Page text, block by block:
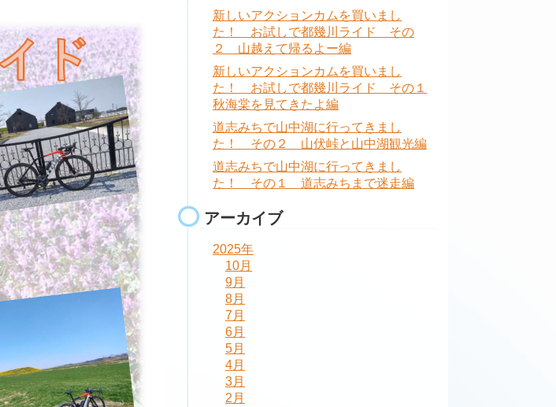
新しいアクションカムを買いまし
た！ お試しで都幾川ライド その
２ 山越えて帰るよー編
新しいアクションカムを買いまし
た！ お試しで都幾川ライド その１
秋海棠を見てきたよ編
道志みちで山中湖に行ってきまし
た！ その２ 山伏峠と山中湖観光編
道志みちで山中湖に行ってきまし
た！ その１ 道志みちまで迷走編
アーカイブ
2025年
10月
9月
8月
7月
6月
5月
4月
3月
2月